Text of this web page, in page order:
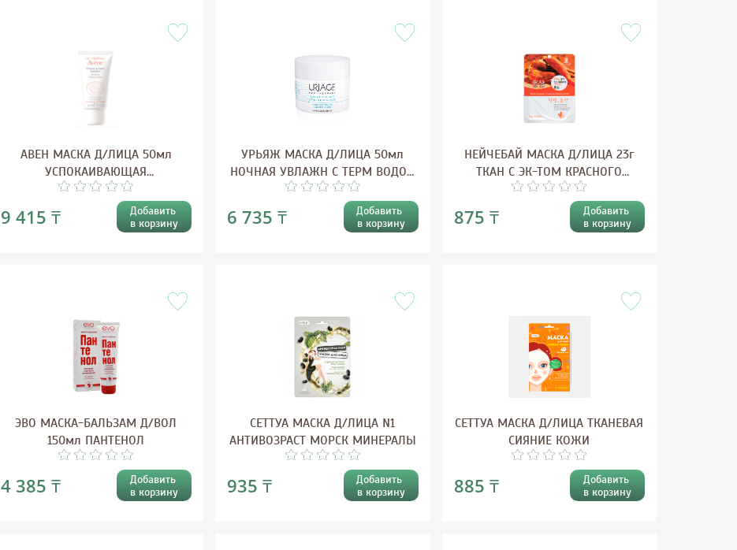
АВЕН МАСКА Д/ЛИЦА 50мл
УСПОКАИВАЮЩАЯ
УВЛАЖНЯЮЩАЯ
9 415 ₸
Добавить
в корзину
УРЬЯЖ МАСКА Д/ЛИЦА 50мл
НОЧНАЯ УВЛАЖН С ТЕРМ ВОДОЙ
5503
6 735 ₸
Добавить
в корзину
НЕЙЧЕБАЙ МАСКА Д/ЛИЦА 23г
ТКАН С ЭК-ТОМ КРАСНОГО
ЖЕНЬШЕНЯ
875 ₸
Добавить
в корзину
ЭВО МАСКА-БАЛЬЗАМ Д/ВОЛ
150мл ПАНТЕНОЛ
4 385 ₸
Добавить
в корзину
СЕТТУА МАСКА Д/ЛИЦА N1
АНТИВОЗРАСТ МОРСК МИНЕРАЛЫ
935 ₸
Добавить
в корзину
СЕТТУА МАСКА Д/ЛИЦА ТКАНЕВАЯ
СИЯНИЕ КОЖИ
885 ₸
Добавить
в корзину